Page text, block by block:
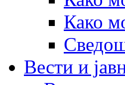
Како
Вести и